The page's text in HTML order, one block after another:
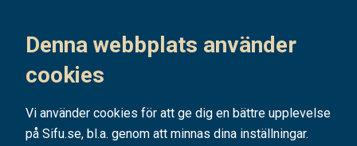
Denna webbplats använder
cookies
Vi använder cookies för att ge dig en bättre upplevelse
på Sifu.se, bl.a. genom att minnas dina inställningar.
Prenumerera